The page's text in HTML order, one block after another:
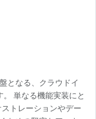
となる、クラウドイ
単なる機能実装にと
トレーションやデー